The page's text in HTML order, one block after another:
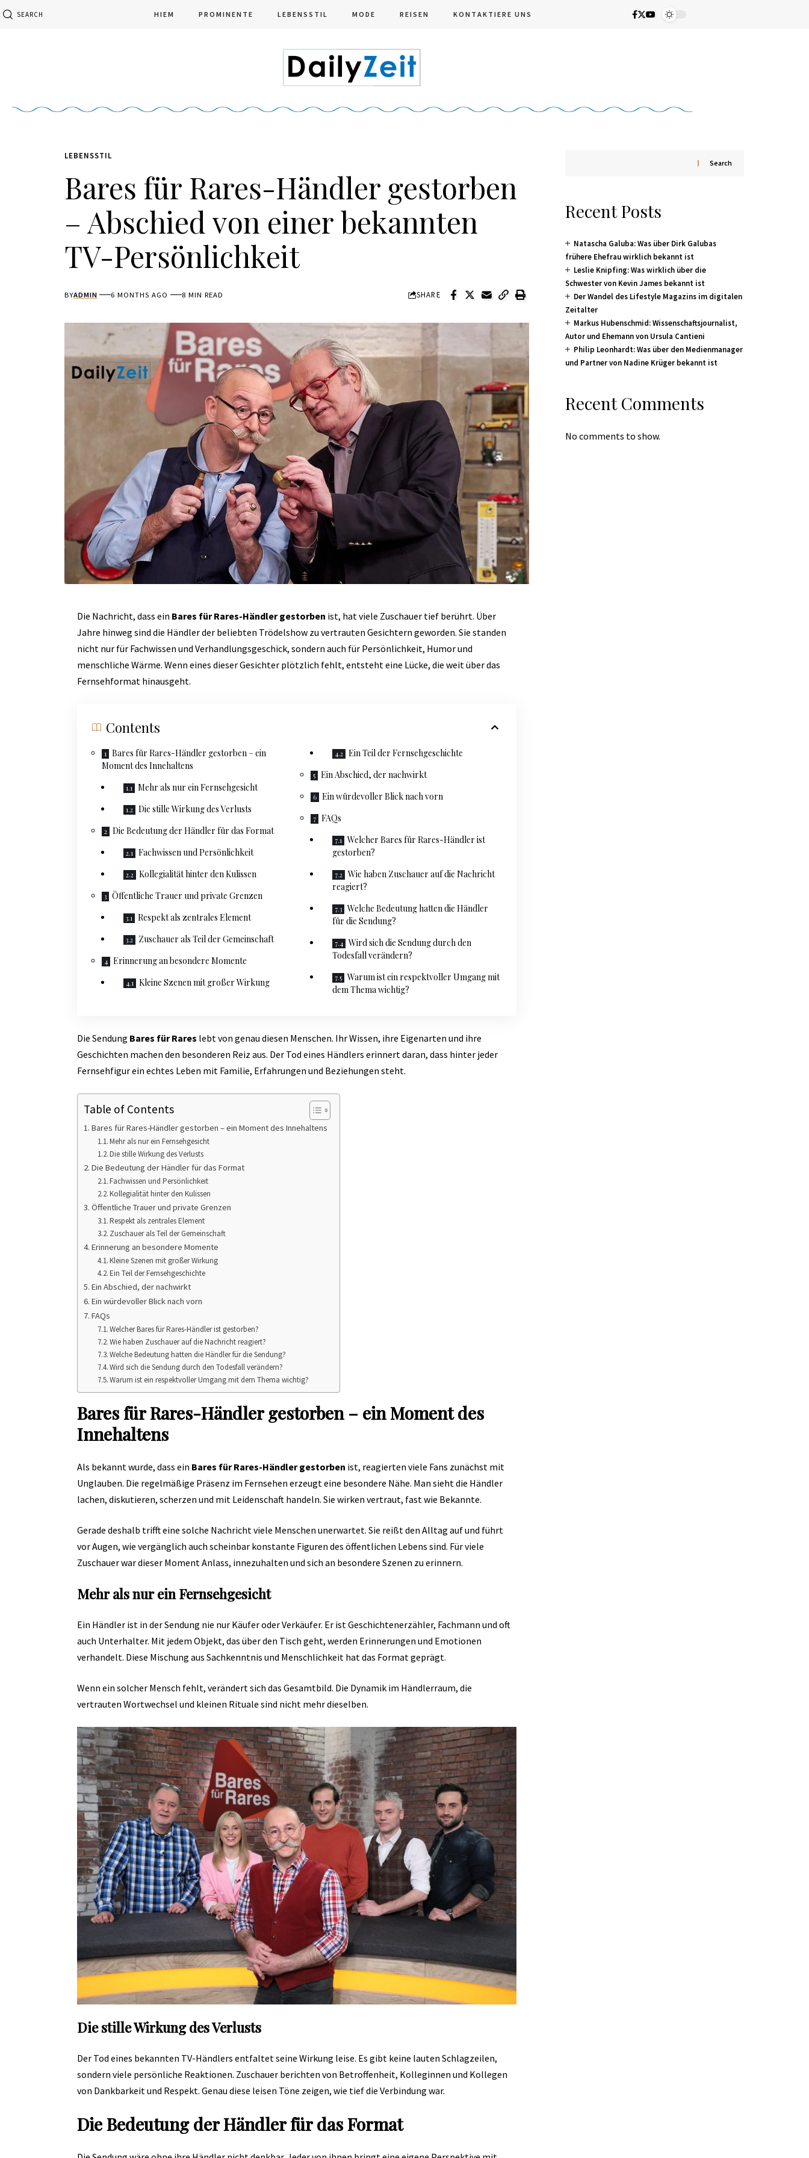
SEARCH HIEM PROMINENTE LEBENSSTIL MODE REISEN KONTAKTIERE UNS
LEBENSSTIL
Bares für Rares-Händler gestorben
– Abschied von einer bekannten
TV-Persönlichkeit
BYADMIN 6 MONTHS AGO 8 MIN READ SHARE
Die Nachricht, dass ein Bares für Rares-Händler gestorben ist, hat viele Zuschauer tief berührt. Über
Jahre hinweg sind die Händler der beliebten Trödelshow zu vertrauten Gesichtern geworden. Sie standen
nicht nur für Fachwissen und Verhandlungsgeschick, sondern auch für Persönlichkeit, Humor und
menschliche Wärme. Wenn eines dieser Gesichter plötzlich fehlt, entsteht eine Lücke, die weit über das
Fernsehformat hinausgeht.
Contents
Bares für Rares-Händler gestorben – ein
Moment des Innehaltens
Mehr als nur ein Fernsehgesicht
Die stille Wirkung des Verlusts
Die Bedeutung der Händler für das Format
Fachwissen und Persönlichkeit
Kollegialität hinter den Kulissen
Öffentliche Trauer und private Grenzen
Respekt als zentrales Element
Zuschauer als Teil der Gemeinschaft
Erinnerung an besondere Momente
Kleine Szenen mit großer Wirkung
Ein Teil der Fernsehgeschichte
Ein Abschied, der nachwirkt
Ein würdevoller Blick nach vorn
FAQs
Welcher Bares für Rares-Händler ist
gestorben?
Wie haben Zuschauer auf die Nachricht
reagiert?
Welche Bedeutung hatten die Händler
für die Sendung?
Wird sich die Sendung durch den
Todesfall verändern?
Warum ist ein respektvoller Umgang mit
dem Thema wichtig?
Die Sendung Bares für Rares lebt von genau diesen Menschen. Ihr Wissen, ihre Eigenarten und ihre
Geschichten machen den besonderen Reiz aus. Der Tod eines Händlers erinnert daran, dass hinter jeder
Fernsehfigur ein echtes Leben mit Familie, Erfahrungen und Beziehungen steht.
Table of Contents
Bares für Rares-Händler gestorben – ein Moment des Innehaltens
Mehr als nur ein Fernsehgesicht
Die stille Wirkung des Verlusts
Die Bedeutung der Händler für das Format
Fachwissen und Persönlichkeit
Kollegialität hinter den Kulissen
Öffentliche Trauer und private Grenzen
Respekt als zentrales Element
Zuschauer als Teil der Gemeinschaft
Erinnerung an besondere Momente
Kleine Szenen mit großer Wirkung
Ein Teil der Fernsehgeschichte
Ein Abschied, der nachwirkt
Ein würdevoller Blick nach vorn
FAQs
Welcher Bares für Rares-Händler ist gestorben?
Wie haben Zuschauer auf die Nachricht reagiert?
Welche Bedeutung hatten die Händler für die Sendung?
Wird sich die Sendung durch den Todesfall verändern?
Warum ist ein respektvoller Umgang mit dem Thema wichtig?
Bares für Rares-Händler gestorben – ein Moment des
Innehaltens
Als bekannt wurde, dass ein Bares für Rares-Händler gestorben ist, reagierten viele Fans zunächst mit
Unglauben. Die regelmäßige Präsenz im Fernsehen erzeugt eine besondere Nähe. Man sieht die Händler
lachen, diskutieren, scherzen und mit Leidenschaft handeln. Sie wirken vertraut, fast wie Bekannte.
Gerade deshalb trifft eine solche Nachricht viele Menschen unerwartet. Sie reißt den Alltag auf und führt
vor Augen, wie vergänglich auch scheinbar konstante Figuren des öffentlichen Lebens sind. Für viele
Zuschauer war dieser Moment Anlass, innezuhalten und sich an besondere Szenen zu erinnern.
Mehr als nur ein Fernsehgesicht
Ein Händler ist in der Sendung nie nur Käufer oder Verkäufer. Er ist Geschichtenerzähler, Fachmann und oft
auch Unterhalter. Mit jedem Objekt, das über den Tisch geht, werden Erinnerungen und Emotionen
verhandelt. Diese Mischung aus Sachkenntnis und Menschlichkeit hat das Format geprägt.
Wenn ein solcher Mensch fehlt, verändert sich das Gesamtbild. Die Dynamik im Händlerraum, die
vertrauten Wortwechsel und kleinen Rituale sind nicht mehr dieselben.
Die stille Wirkung des Verlusts
Der Tod eines bekannten TV-Händlers entfaltet seine Wirkung leise. Es gibt keine lauten Schlagzeilen,
sondern viele persönliche Reaktionen. Zuschauer berichten von Betroffenheit, Kolleginnen und Kollegen
von Dankbarkeit und Respekt. Genau diese leisen Töne zeigen, wie tief die Verbindung war.
Die Bedeutung der Händler für das Format
Search
Recent Posts
Natascha Galuba: Was über Dirk Galubas
frühere Ehefrau wirklich bekannt ist
Leslie Knipfing: Was wirklich über die
Schwester von Kevin James bekannt ist
Der Wandel des Lifestyle Magazins im digitalen
Zeitalter
Markus Hubenschmid: Wissenschaftsjournalist,
Autor und Ehemann von Ursula Cantieni
Philip Leonhardt: Was über den Medienmanager
und Partner von Nadine Krüger bekannt ist
Recent Comments
No comments to show.